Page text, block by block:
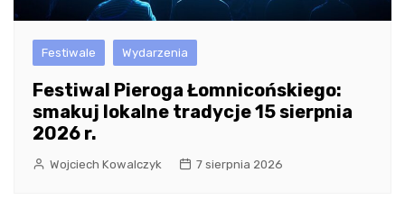
Festiwale Wydarzenia
Festiwal Pieroga Łomnicońskiego:
smakuj lokalne tradycje 15 sierpnia
2026 r.
Wojciech Kowalczyk 7 sierpnia 2026